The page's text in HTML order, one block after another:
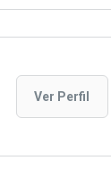
Ver Perfil